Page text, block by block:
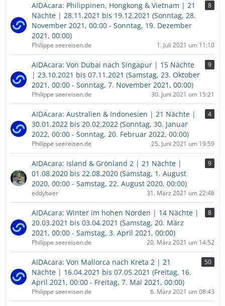
AIDAcara: Philippinen, Hongkong & Vietnam | 21
Nächte | 28.11.2021 bis 19.12.2021 (Sonntag, 28.
November 2021, 00:00 - Sonntag, 19. Dezember
2021, 00:00)
8
Philippe seereisen.de 1. Juli 2021 um 11:10
AIDAcara: Von Dubai nach Singapur | 15 Nächte
| 23.10.2021 bis 07.11.2021 (Samstag, 23. Oktober
2021, 00:00 - Sonntag, 7. November 2021, 00:00)
9
Philippe seereisen.de 30. Juni 2021 um 15:21
AIDAcara: Australien & Indonesien | 21 Nächte |
30.01.2022 bis 20.02.2022 (Sonntag, 30. Januar
2022, 00:00 - Sonntag, 20. Februar 2022, 00:00)
4
Philippe seereisen.de 25. Juni 2021 um 19:59
AIDAcara: Island & Grönland 2 | 21 Nächte |
01.08.2020 bis 22.08.2020 (Samstag, 1. August
2020, 00:00 - Samstag, 22. August 2020, 00:00)
9
eddybaer 31. März 2021 um 22:46
AIDAcara: Winter im hohen Norden | 14 Nächte |
20.03.2021 bis 03.04.2021 (Samstag, 20. März
2021, 00:00 - Samstag, 3. April 2021, 00:00)
8
Philippe seereisen.de 20. März 2021 um 14:52
AIDAcara: Von Mallorca nach Kreta 2 | 21
Nächte | 16.04.2021 bis 07.05.2021 (Freitag, 16.
April 2021, 00:00 - Freitag, 7. Mai 2021, 00:00)
50
Philippe seereisen.de 6. März 2021 um 08:43